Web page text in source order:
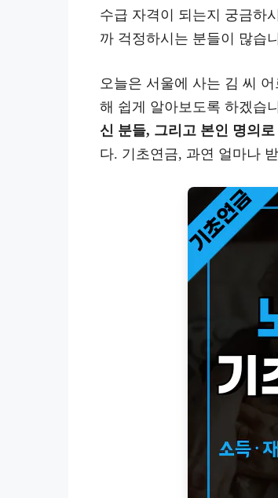
수급 자격이 되는지 궁금하
까 걱정하시는 분들이 많습
오늘은 서울에 사는 김 씨
해 쉽게 알아보도록 하겠습
신 분들, 그리고 본인 명의
다. 기초연금, 과연 얼마나